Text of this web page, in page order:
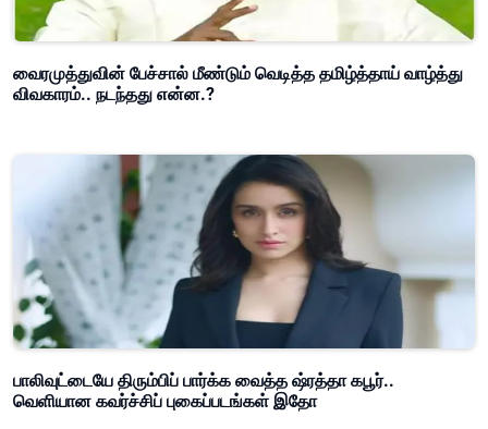
வைரமுத்துவின் பேச்சால் மீண்டும் வெடித்த தமிழ்த்தாய் வாழ்த்து
விவகாரம்.. நடந்தது என்ன.?
பாலிவுட்டையே திரும்பிப் பார்க்க வைத்த ஷ்ரத்தா கபூர்..
வெளியான கவர்ச்சிப் புகைப்படங்கள் இதோ